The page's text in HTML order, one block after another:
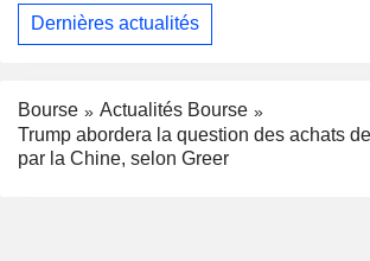
Dernières actualités
Bourse
Actualités Bourse
Trump abordera la question des achats
par la Chine, selon Greer